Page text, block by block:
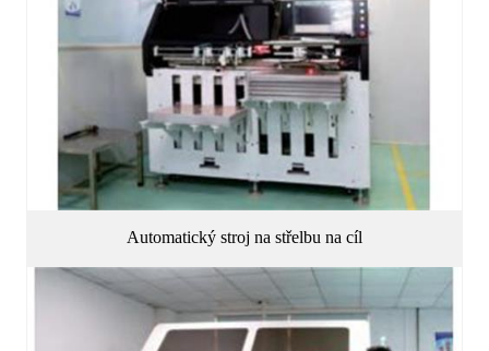
Automatický stroj na střelbu na cíl